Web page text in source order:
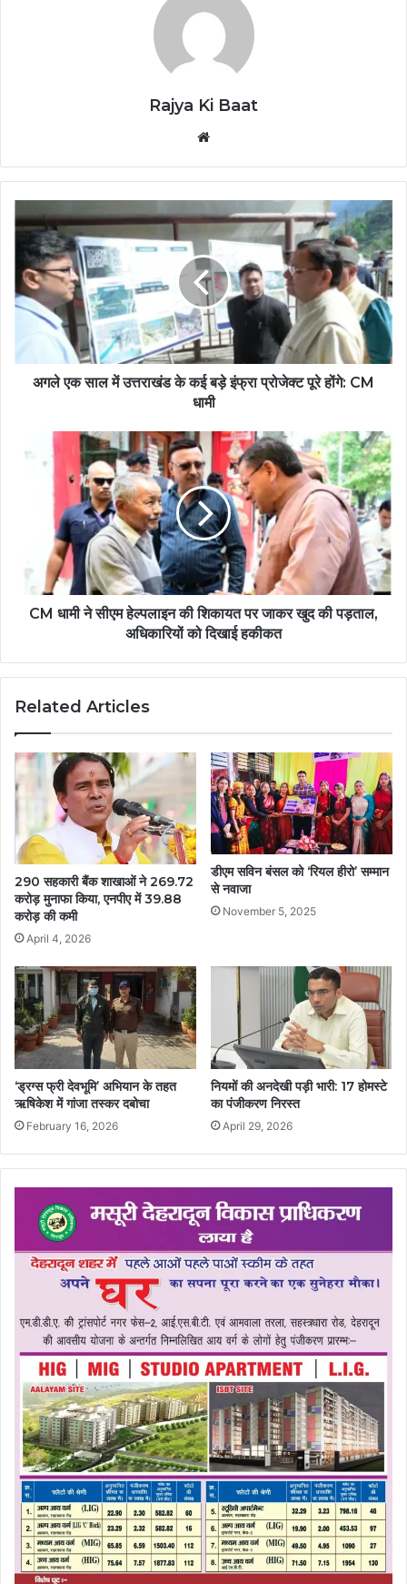
Rajya Ki Baat
अगले एक साल में उत्तराखंड के कई बड़े इंफ्रा प्रोजेक्ट पूरे होंगे: CM
धामी
CM धामी ने सीएम हेल्पलाइन की शिकायत पर जाकर खुद की पड़ताल,
अधिकारियों को दिखाई हकीकत
Related Articles
290 सहकारी बैंक शाखाओं ने 269.72
करोड़ मुनाफा किया, एनपीए में 39.88
करोड़ की कमी
April 4, 2026
डीएम सविन बंसल को ‘रियल हीरो’ सम्मान
से नवाजा
November 5, 2025
‘ड्रग्स फ्री देवभूमि’ अभियान के तहत
ऋषिकेश में गांजा तस्कर दबोचा
February 16, 2026
नियमों की अनदेखी पड़ी भारी: 17 होमस्टे
का पंजीकरण निरस्त
April 29, 2026